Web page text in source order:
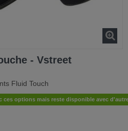
- Vstreet
Fluid Touch
ces options mais reste disponible avec